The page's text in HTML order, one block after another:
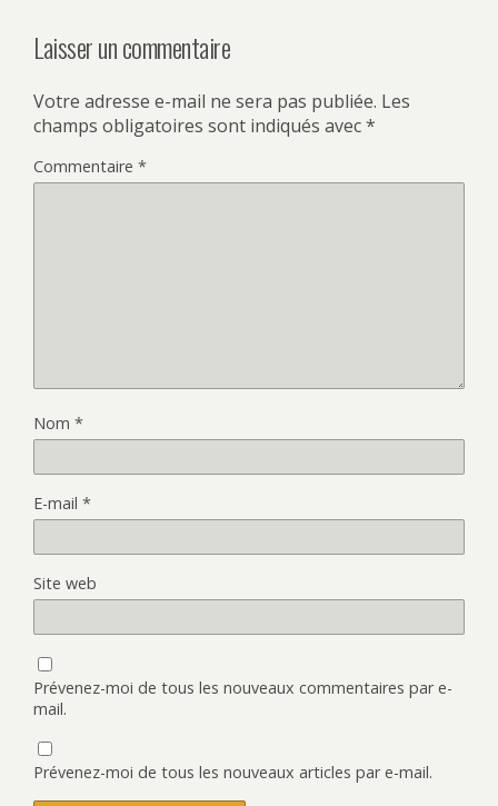
Laisser un commentaire
Votre adresse e-mail ne sera pas publiée. Les
champs obligatoires sont indiqués avec*
Commentaire *
Nom *
E-mail *
Site web
Prévenez-moi de tous les nouveaux commentaires par e-
mail.
Prévenez-moi de tous les nouveaux articles par e-mail.